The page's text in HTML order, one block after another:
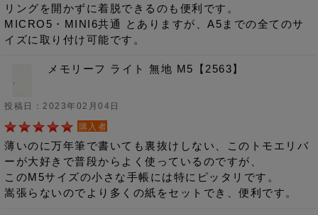
リングを開かずに着脱できるのも便利です。
MICRO5・MINI6共通 とありますが、A5までの全てのサ
イズに取り付け可能です。
メモリーフ ライト 無地 M5【2563】
投稿日：2023年02月04日
購入者
薄いのに万年筆で書いても裏抜けしない、このトモエリバ
ーが大好きで普段からよく使っているのですが、
このM5サイズの小さな手帳には特にピッタリです。
嵩張らないのでより多くの紙をセットでき、便利です。